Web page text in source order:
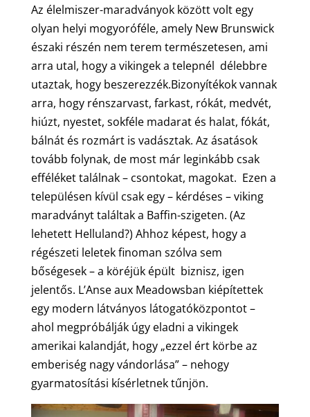
Az élelmiszer-maradványok között volt egy
olyan helyi mogyoróféle, amely New Brunswick
északi részén nem terem természetesen, ami
arra utal, hogy a vikingek a telepnél délebbre
utaztak, hogy beszerezzék.Bizonyítékok vannak
arra, hogy rénszarvast, farkast, rókát, medvét,
hiúzt, nyestet, sokféle madarat és halat, fókát,
bálnát és rozmárt is vadásztak. Az ásatások
tovább folynak, de most már leginkább csak
efféléket találnak – csontokat, magokat. Ezen a
településen kívül csak egy – kérdéses – viking
maradványt találtak a Baffin-szigeten. (Az
lehetett Helluland?) Ahhoz képest, hogy a
régészeti leletek finoman szólva sem
bőségesek – a köréjük épült biznisz, igen
jelentős. L’Anse aux Meadowsban kiépítettek
egy modern látványos látogatóközpontot –
ahol megpróbálják úgy eladni a vikingek
amerikai kalandját, hogy „ezzel ért körbe az
emberiség nagy vándorlása” – nehogy
gyarmatosítási kísérletnek tűnjön.